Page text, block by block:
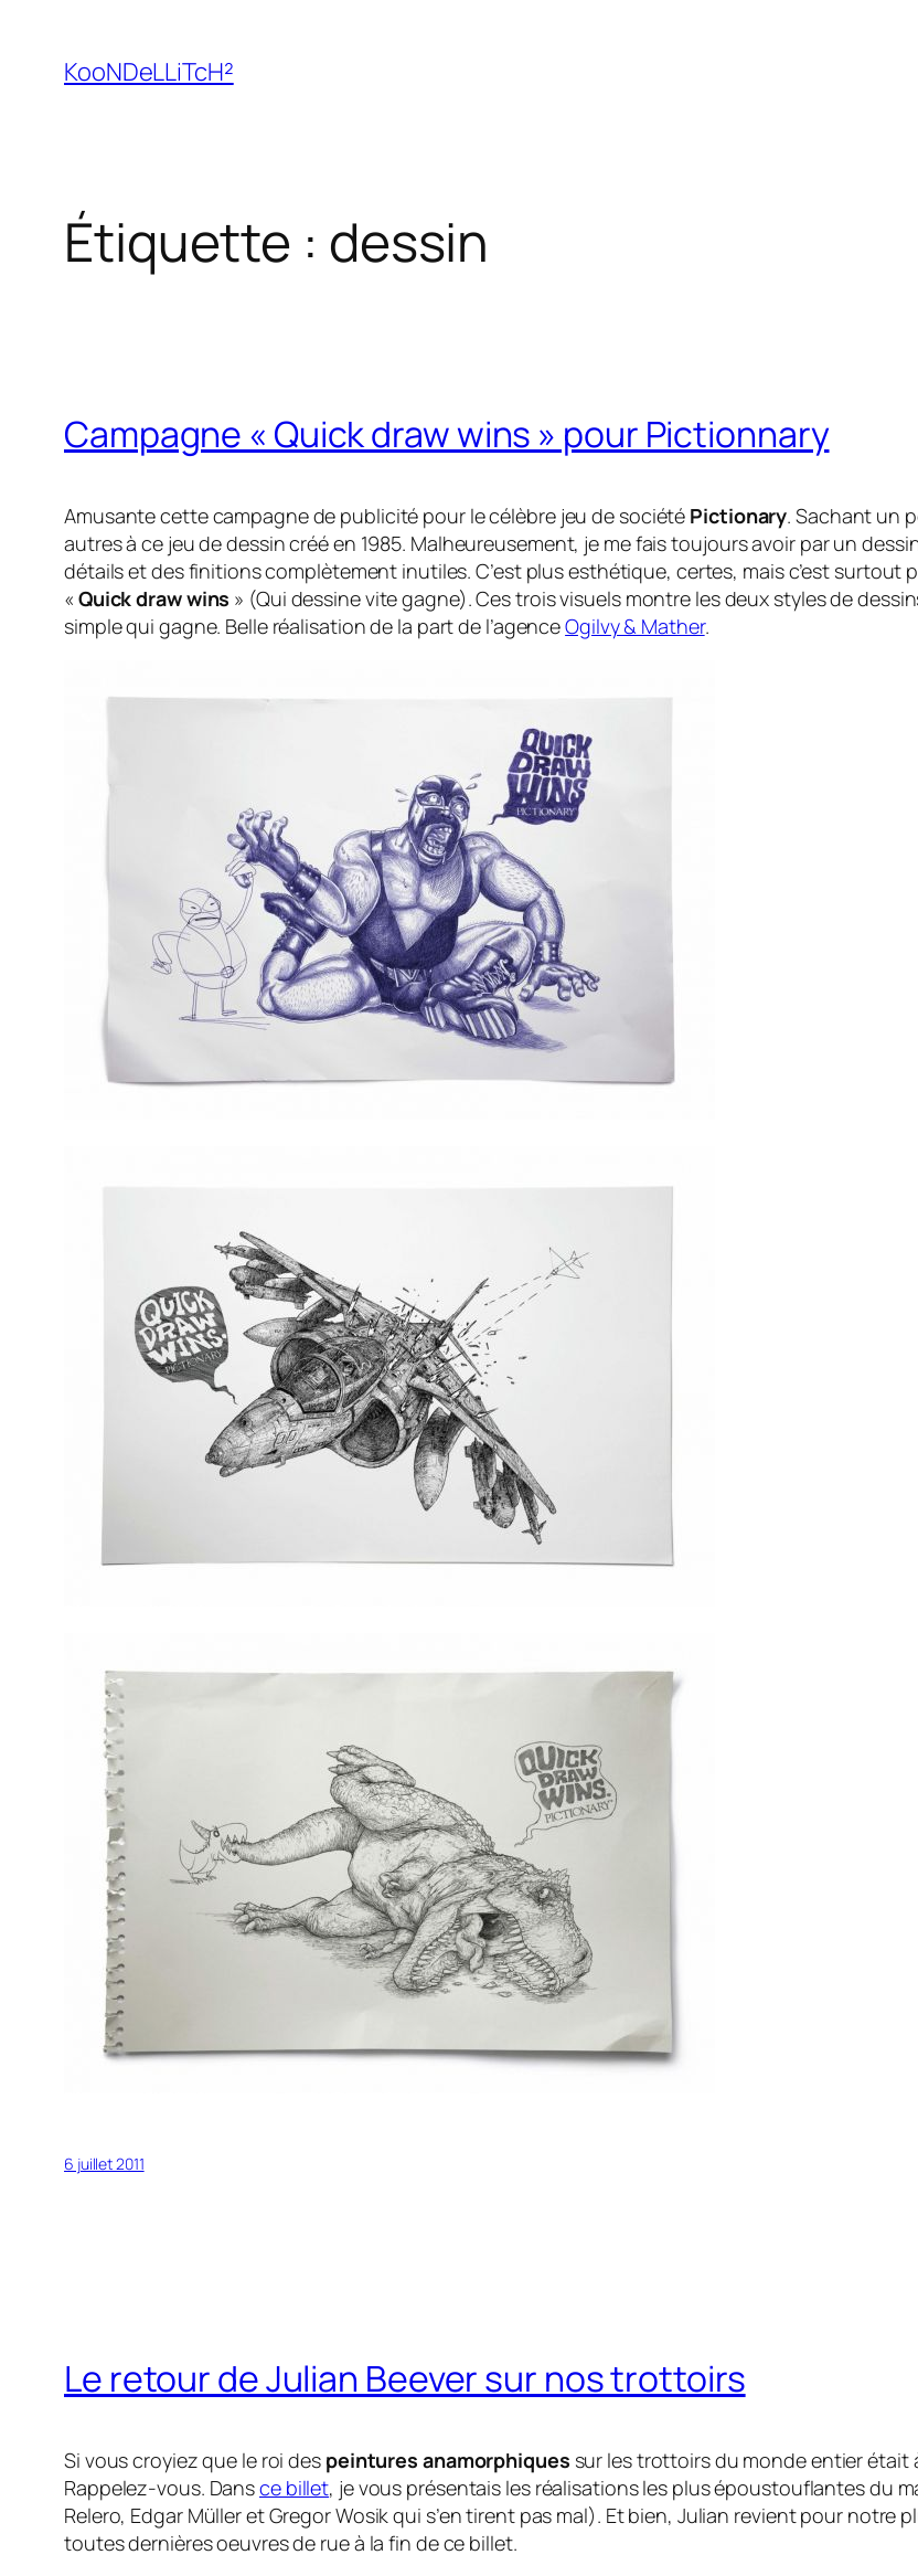
contenu
KooNDeLLiTcH²
Étiquette : dessin
Campagne « Quick draw wins » pour Pictionnary
Amusante cette campagne de publicité pour le célèbre jeu de société Pictionary. Sachant un
autres à ce jeu de dessin créé en 1985. Malheureusement, je me fais toujours avoir par un
détails et des finitions complètement inutiles. C’est plus esthétique, certes, mais c’est surtout
« Quick draw wins » (Qui dessine vite gagne). Ces trois visuels montre les deux styles de
simple qui gagne. Belle réalisation de la part de l’agenceOgilvy & Mather.
6 juillet 2011
Le retour de Julian Beever sur nos trottoirs
Si vous croyiez que le roi des peintures anamorphiques sur les trottoirs du monde entier était
Rappelez-vous. Dansce billet, je vous présentais les réalisations les plus époustouflantes du
Relero, Edgar Müller et Gregor Wosik qui s’en tirent pas mal). Et bien, Julian revient pour notre
toutes dernières oeuvres de rue à la fin de ce billet.